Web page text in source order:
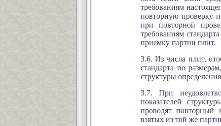
требованиям
повторную проверку
при повторной
требованиям
приемку партии плит.
3.6. Из числа плит,
стандарта по
структуры
3.7. При
показателей
проводят повторный
взятых из той же